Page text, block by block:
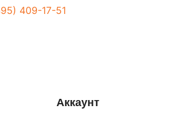
409-17-51
Аккаунт